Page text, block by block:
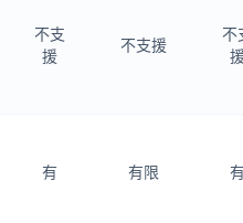
不支
援
不支援
不
有 有限